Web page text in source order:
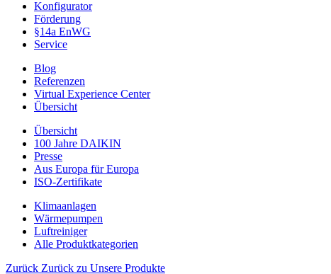
Konfigurator
Förderung
§14a EnWG
Service
Blog
Referenzen
Virtual Experience Center
Übersicht
Übersicht
100 Jahre DAIKIN
Presse
Aus Europa für Europa
ISO-Zertifikate
Klimaanlagen
Wärmepumpen
Luftreiniger
Alle Produktkategorien
Zurück Zurück zu Unsere Produkte